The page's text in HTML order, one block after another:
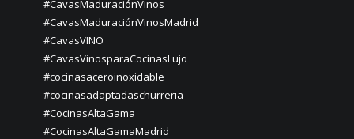
#CavasMaduraciónVinos
#CavasMaduraciónVinosMadrid
#CavasVINO
#CavasVinosparaCocinasLujo
#cocinasaceroinoxidable
#cocinasadaptadaschurreria
#CocinasAltaGama
#CocinasAltaGamaMadrid